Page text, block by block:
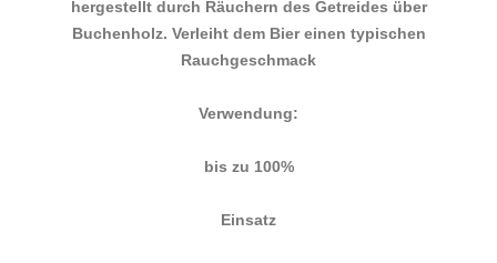
hergestellt durch Räuchern des Getreides über
Buchenholz. Verleiht dem Bier einen typischen
Rauchgeschmack
Verwendung:
bis zu 100%
Einsatz